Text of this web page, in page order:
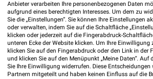
527,80 km • Angebote: 7
PENNY Dahn
Pirmasenser Str. 52a
66994 Dahn
Heute geschlossen
Anbieter verarbeiten Ihre personenbezogenen Daten
aufgrund eines berechtigten Interesses. Um dem zu
Sie die „Einstellungen“. Sie können Ihre Einstellungen
oder verwalten, indem Sie auf die Schaltfläche
klicken oder jederzeit auf die Fingerabdruck-
unteren Ecke der Website klicken. Um Ihre Einwilligung
klicken Sie auf den Fingerabdruck oder den Link in der
und klicken Sie auf den Menüpunkt „Meine Daten“. Auf
Sie Ihre Einwilligung widerrufen. Diese Entscheidungen
Partnern mitgeteilt und haben keinen Einfluss auf die